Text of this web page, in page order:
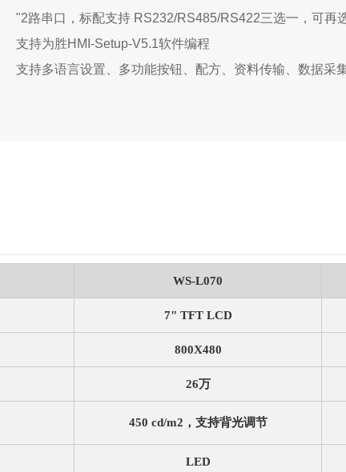
"2路串口，标配支持 RS232/RS485/RS422三选一，可再
支持为胜HMI-Setup-V5.1软件编程
WS-L070
7" TFT LCD
800X480
26万
450 cd/m2，支持背光调节
LED